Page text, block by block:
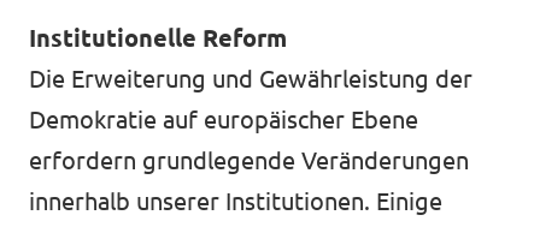
komm vorbei!
Presse
Institutionelle Reform
Die Erweiterung und Gewährleistung der
Demokratie auf europäischer Ebene
erfordern grundlegende Veränderungen
innerhalb unserer Institutionen. Einige